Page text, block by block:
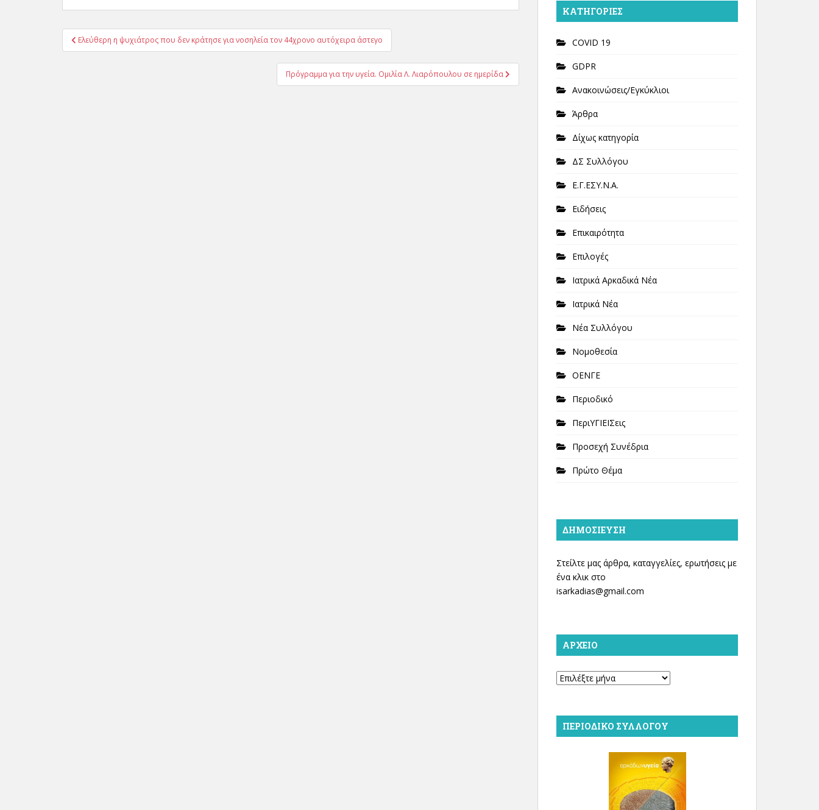
Πλοήγηση
άρθρων
Ελεύθερη η ψυχιάτρος που δεν κράτησε για νοσηλεία τον 44χρονο αυτόχειρα άστεγο
Πρόγραμμα για την υγεία. Ομιλία Λ. Λιαρόπουλου σε ημερίδα
KΑΤΗΓΟΡΊΕΣ
COVID 19
GDPR
Ανακοινώσεις/Εγκύκλιοι
Άρθρα
Δίχως κατηγορία
ΔΣ Συλλόγου
Ε.Γ.ΕΣΥ.Ν.Α.
Ειδήσεις
Επικαιρότητα
Επιλογές
Ιατρικά Αρκαδικά Νέα
Ιατρικά Νέα
Νέα Συλλόγου
Νομοθεσία
ΟΕΝΓΕ
Περιοδικό
ΠεριΥΓΙΕΙΣεις
Προσεχή Συνέδρια
Πρώτο Θέμα
ΔΗΜΟΣΊΕΥΣΗ
Στείλτε μας άρθρα, καταγγελίες, ερωτήσεις με
ένα κλικ στο
isarkadias@gmail.com
ΑΡΧΕΊΟ
Αρχείο
ΠΕΡΙΟΔΙΚΌ ΣΥΛΛΌΓΟΥ